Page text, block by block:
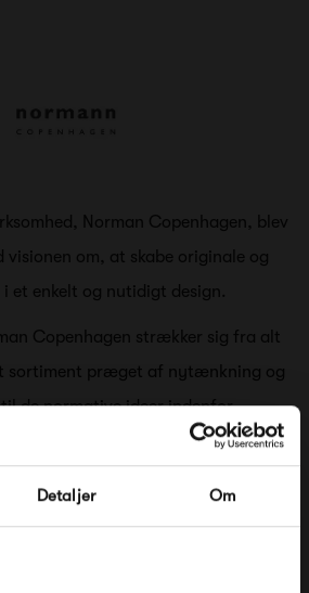
Detaljer Om
Norman Copenhagen, blev
visionen om, at skabe originale og
et enkelt og nutidigt design.
Copenhagen strækker sig fra alt
sortiment præget af nytænkning og
de normative ideer indenfor
Copenhagen at kombinere
kvalitet, hvilket skaber produkter, der